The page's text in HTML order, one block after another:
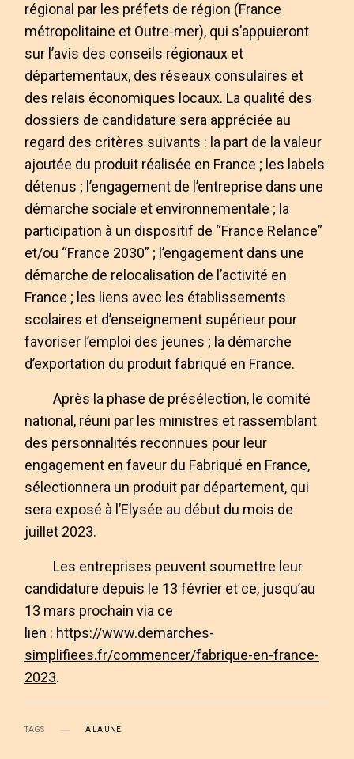
régional par les préfets de région (France
métropolitaine et Outre-mer), qui s’appuieront
sur l’avis des conseils régionaux et
départementaux, des réseaux consulaires et
des relais économiques locaux. La qualité des
dossiers de candidature sera appréciée au
regard des critères suivants : la part de la valeur
ajoutée du produit réalisée en France ; les labels
détenus ; l’engagement de l’entreprise dans une
démarche sociale et environnementale ; la
participation à un dispositif de “France Relance”
et/ou “France 2030” ; l’engagement dans une
démarche de relocalisation de l’activité en
France ; les liens avec les établissements
scolaires et d’enseignement supérieur pour
favoriser l’emploi des jeunes ; la démarche
d’exportation du produit fabriqué en France.
Après la phase de présélection, le comité
national, réuni par les ministres et rassemblant
des personnalités reconnues pour leur
engagement en faveur du Fabriqué en France,
sélectionnera un produit par département, qui
sera exposé à l’Elysée au début du mois de
juillet 2023.
Les entreprises peuvent soumettre leur
candidature depuis le 13 février et ce, jusqu’au
13 mars prochain via ce
lien : https://www.demarches-
simplifiees.fr/commencer/fabrique-en-france-
2023.
TAGS A LA UNE